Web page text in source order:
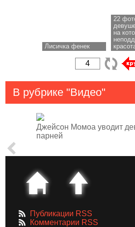
Лисичка фенек
22
на
В рубрике "Видео"
Джейсон Момоа уводит
парней
Публикации RSS
Комментарии RSS